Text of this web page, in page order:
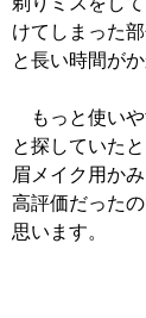
けてしまった
と長い時間が
もっと使いや
と探していた
眉メイク用か
高評価だった
思います。